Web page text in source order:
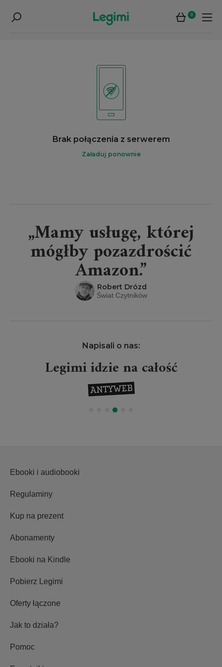
0
Brak połączenia z serwerem
Załaduj ponownie
„Mamy usługę, której
mógłby pozazdrościć
Amazon.”
Robert Drózd
Świat Czytników
Napisali o nas:
Legimi idzie na całość
Ebooki i audiobooki
Regulaminy
Kup na prezent
Abonamenty
Ebooki na Kindle
Pobierz Legimi
Oferty łączone
Jak to działa?
Pomoc